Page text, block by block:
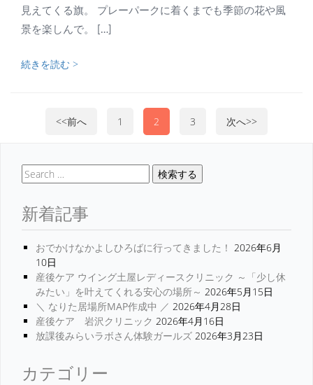
見えてくる旗。 プレーパークに着くまでも季節の花や風
景を楽しんで。 […]
続きを読む >
<<前へ 1 2 3 次へ>>
検索する
新着記事
おでかけなかよしひろばに行ってきました！ 2026年6月
10日
産後ケア ウイング土屋レディースクリニック ～「少し休
みたい」を叶えてくれる安心の場所～ 2026年5月15日
＼ なりた居場所MAP作成中 ／ 2026年4月28日
産後ケア 岩沢クリニック 2026年4月16日
放課後みらいラボさん体験ガールズ 2026年3月23日
カテゴリー